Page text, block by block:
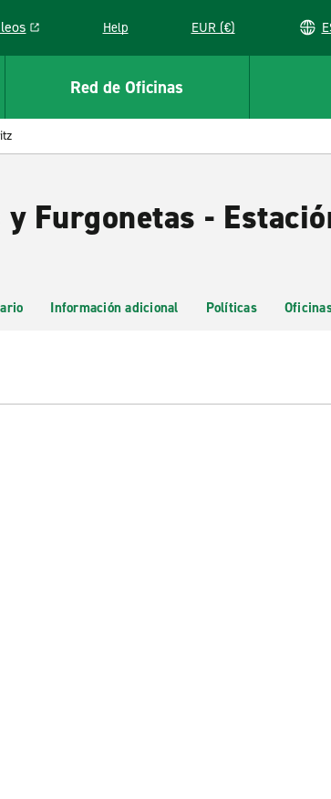
in a new window
Help EUR (€)
Red de Oficinas
Furgonetas -
Información adicional Políticas